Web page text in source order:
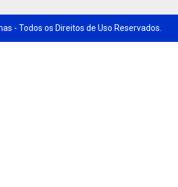
- Todos os Direitos de Uso Reservados.